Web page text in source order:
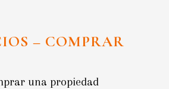
– COMPRAR
una propiedad